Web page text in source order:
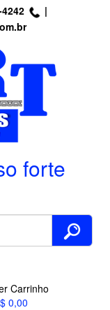
|
forte
Carrinho
0,00